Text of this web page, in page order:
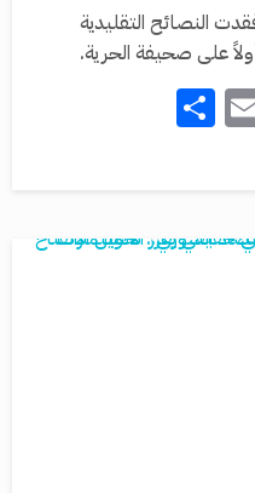
النصائح التقليدية
على صحيفة الحرية.
Email